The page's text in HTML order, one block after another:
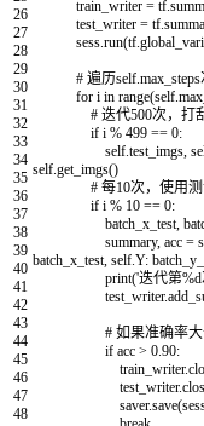
26
27
28
29
30
31
32
33
34
35
36
37
38
39
40
41
42
43
44
45
46
47
48
train_writer = tf.
test_writer = tf.
sess.run(tf.
# 遍历self.max_steps
for i in range(self.
# 迭代500次，打
if i % 499 == 0:
self.test_imgs,
self.get_imgs()
# 每10次，使用
if i % 10 == 0:
batch_x_test,
summary, acc =
batch_x_test, self.Y:
print('迭代第%d
test_writer.
# 如果准确率
if acc > 0.90:
train_writer.
test_writer.
saver.save(